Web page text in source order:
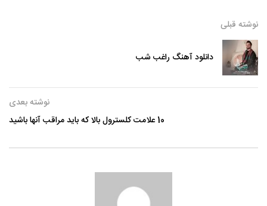
نوشته قبلی
دانلود آهنگ راغب شب
نوشته بعدی
10 علامت کلسترول بالا که باید مراقب آنها باشید